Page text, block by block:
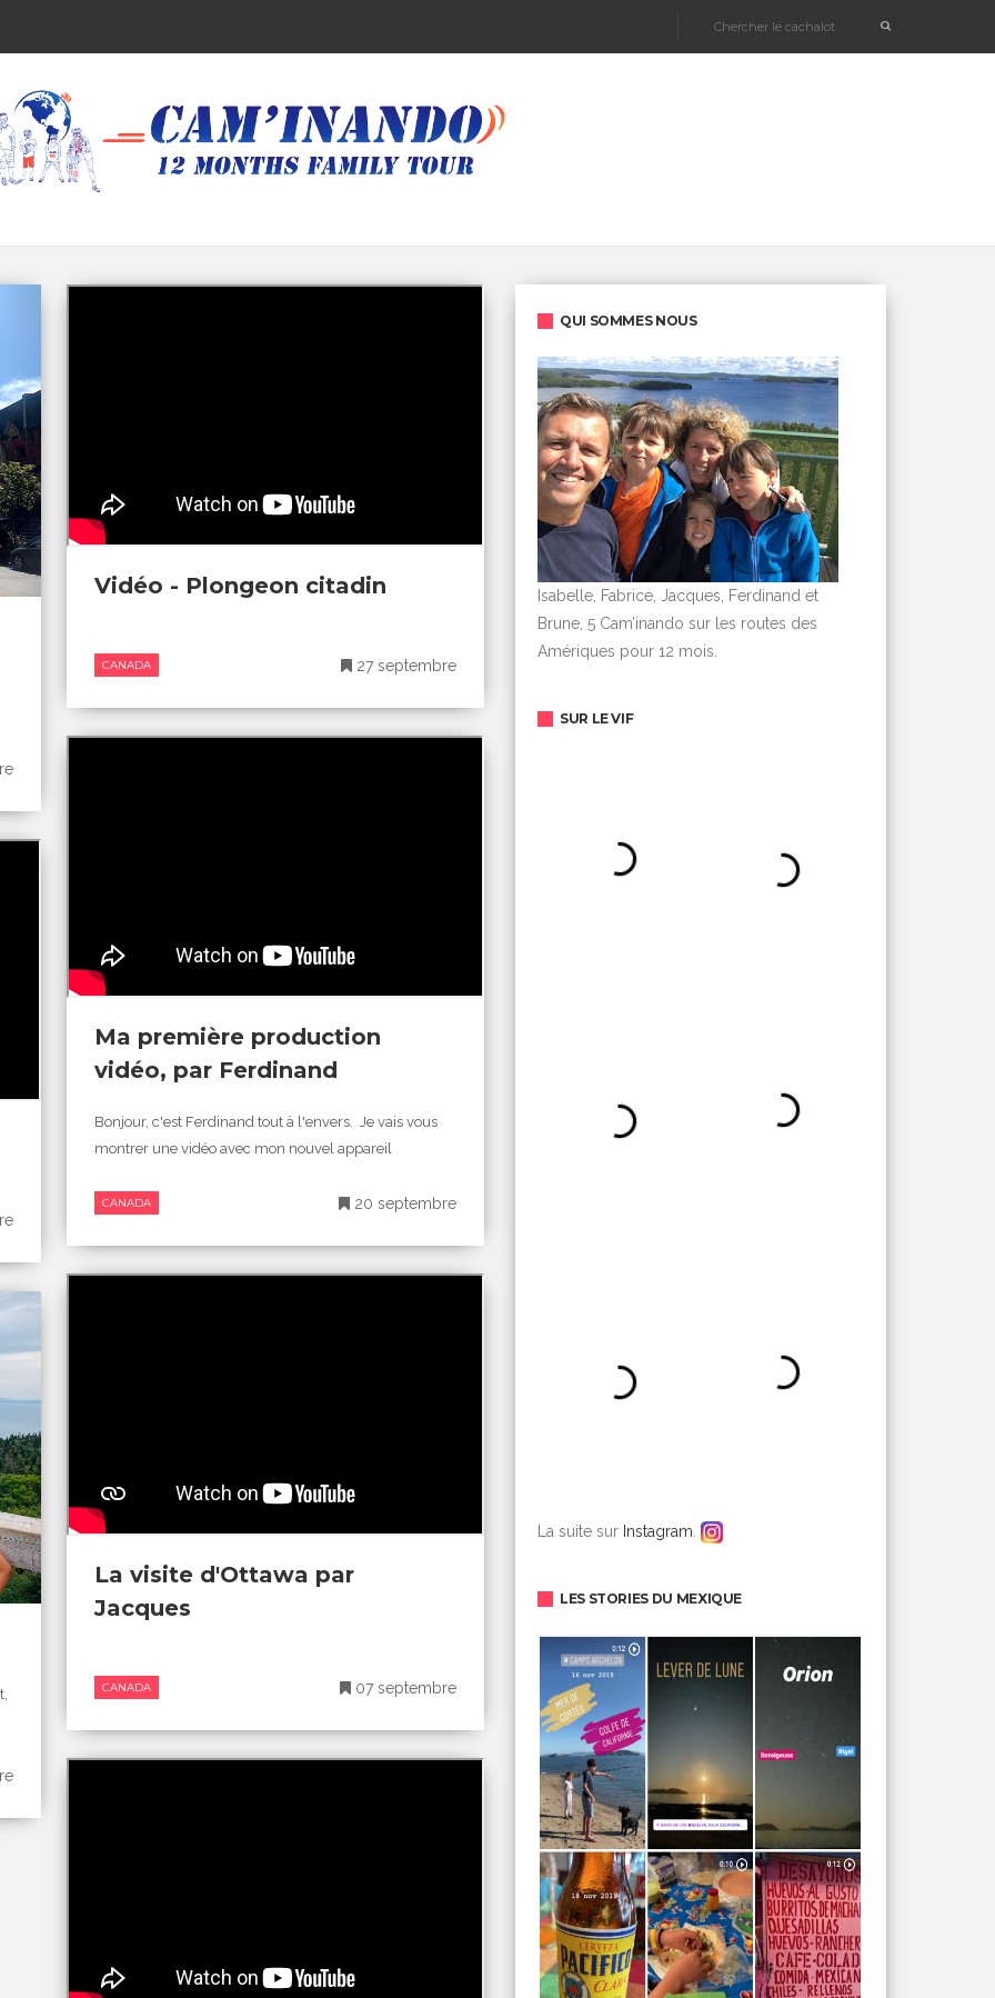
Vidéo - Plongeon citadin
CANADA 27 septembre
Ma première production
vidéo, par Ferdinand
Bonjour, c'est Ferdinand tout à l'envers. Je vais vous
montrer une vidéo avec mon nouvel appareil
CANADA
20 septembre
La visite d'Ottawa par
Jacques
CANADA 07 septembre
QUI SOMMES NOUS
Isabelle, Fabrice, Jacques, Ferdinand et
Brune, 5 Cam’inando sur les routes des
Amériques pour 12 mois.
SUR LE VIF
La suite sur Instagram
LES STORIES DU MEXIQUE